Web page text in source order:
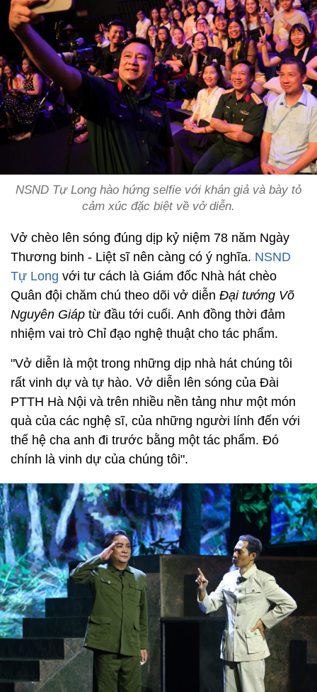
NSND Tự Long hào hứng selfie với khán giả và bày tỏ
cảm xúc đặc biệt về vở diễn.
Vở chèo lên sóng đúng dịp kỷ niệm 78 năm Ngày
Thương binh - Liệt sĩ nên càng có ý nghĩa. NSND
Tự Long với tư cách là Giám đốc Nhà hát chèo
Quân đội chăm chú theo dõi vở diễn Đại tướng Võ
Nguyên Giáp từ đầu tới cuối. Anh đồng thời đảm
nhiệm vai trò Chỉ đạo nghệ thuật cho tác phẩm.
"Vở diễn là một trong những dịp nhà hát chúng tôi
rất vinh dự và tự hào. Vở diễn lên sóng của Đài
PTTH Hà Nội và trên nhiều nền tảng như một món
quà của các nghệ sĩ, của những người lính đến với
thế hệ cha anh đi trước bằng một tác phẩm. Đó
chính là vinh dự của chúng tôi".